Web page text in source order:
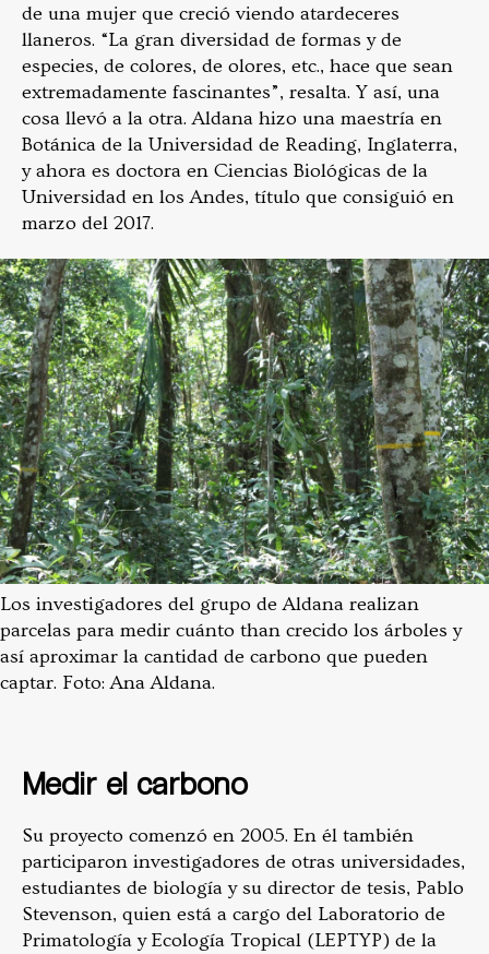
de una mujer que creció viendo atardeceres
llaneros. “La gran diversidad de formas y de
especies, de colores, de olores, etc., hace que sean
extremadamente fascinantes”, resalta. Y así, una
cosa llevó a la otra. Aldana hizo una maestría en
Botánica de la Universidad de Reading, Inglaterra,
y ahora es doctora en Ciencias Biológicas de la
Universidad en los Andes, título que consiguió en
marzo del 2017.
Los investigadores del grupo de Aldana realizan
parcelas para medir cuánto than crecido los árboles y
así aproximar la cantidad de carbono que pueden
captar. Foto: Ana Aldana.
Medir el carbono
Su proyecto comenzó en 2005. En él también
participaron investigadores de otras universidades,
estudiantes de biología y su director de tesis, Pablo
Stevenson, quien está a cargo del Laboratorio de
Primatología y Ecología Tropical (LEPTYP) de la